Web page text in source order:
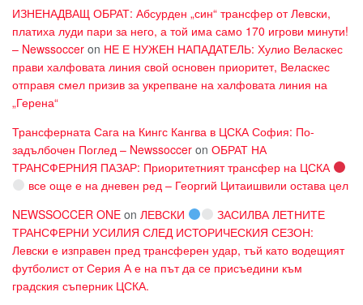
ИЗНЕНАДВАЩ ОБРАТ: Абсурден „син“ трансфер от Левски,
платиха луди пари за него, а той има само 170 игрови минути!
– Newssoccer on НЕ Е НУЖЕН НАПАДАТЕЛЬ: Хулио Веласкес
прави халфовата линия свой основен приоритет, Веласкес
отправя смел призив за укрепване на халфовата линия на
„Герена“
Трансферната Сага на Кингс Кангва в ЦСКА София: По-
задълбочен Поглед – Newssoccer on ОБРАТ НА
ТРАНСФЕРНИЯ ПАЗАР: Приоритетният трансфер на ЦСКА
все още е на дневен ред – Георгий Цитаишвили остава цел
NEWSSOCCER ONE on ЛЕВСКИ
ЗАСИЛВА ЛЕТНИТЕ
ТРАНСФЕРНИ УСИЛИЯ СЛЕД ИСТОРИЧЕСКИЯ СЕЗОН:
Левски е изправен пред трансферен удар, тъй като водещият
футболист от Серия А е на път да се присъедини към
градския съперник ЦСКА.